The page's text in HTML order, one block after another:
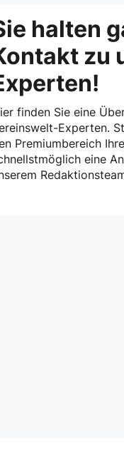
halten
zu
finden Sie eine
Experten.
Premiumbereich
eine